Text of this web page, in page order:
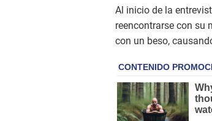
Al inicio de la
reencontrarse con su
con un beso,